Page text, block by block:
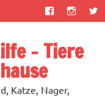
– Tiere
Katze, Nager,